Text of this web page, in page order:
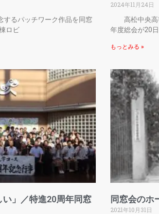
るパッチワーク作品を同窓
ロビ
2024年11月24日
高松中央高
年度総会が20
もっとみる »
い」／特進20周年同窓
同窓会のホ
2021年10月31日